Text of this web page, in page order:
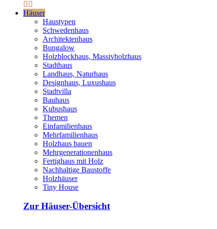
Häuser
Haustypen
Schwedenhaus
Architektenhaus
Bungalow
Holzblockhaus, Massivholzhaus
Stadthaus
Landhaus, Naturhaus
Designhaus, Luxushaus
Stadtvilla
Bauhaus
Kubushaus
Themen
Einfamilienhaus
Mehrfamilienhaus
Holzhaus bauen
Mehrgenerationenhaus
Fertighaus mit Holz
Nachhaltige Baustoffe
Holzhäuser
Tiny House
Zur Häuser-Übersicht